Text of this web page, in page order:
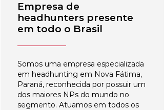
Empresa de
headhunters presente
em todo o Brasil
Somos uma empresa especializada
em headhunting em Nova Fátima,
Paraná, reconhecida por possuir um
dos maiores NPs do mundo no
segmento. Atuamos em todos os